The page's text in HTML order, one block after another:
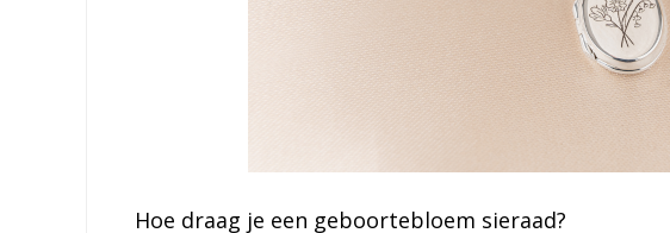
Hoe draag je een geboortebloem sieraad?